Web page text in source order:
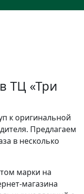
ТЦ «Три
к оригинальной
Предлагаем
в несколько
марки на
магазина